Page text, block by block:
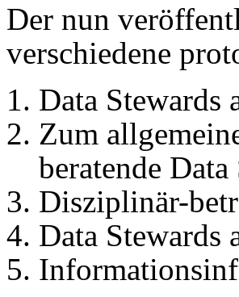
Der nun
verschiedene
Data Stewards
Zum
beratende Data
Disziplinär-
Data